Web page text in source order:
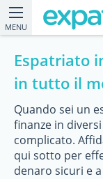
MENU
Espatriato
in tutto il
Quando sei un
finanze in
complicato.
qui sotto per
denaro sicuri e